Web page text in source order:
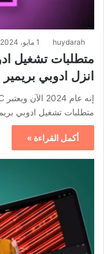
huydarah 1 مايو، 2024
انزل ادوبي بريمير
متطلبات تشغيل ادوبي بريمير برو 2024 في
أكمل القراءة »